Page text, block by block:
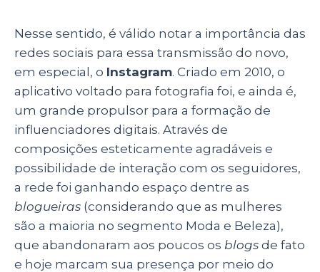
Nesse sentido, é válido notar a importância das
redes sociais para essa transmissão do novo,
em especial, o Instagram. Criado em 2010, o
aplicativo voltado para fotografia foi, e ainda é,
um grande propulsor para a formação de
influenciadores digitais. Através de
composições esteticamente agradáveis e
possibilidade de interação com os seguidores,
a rede foi ganhando espaço dentre as
blogueiras (considerando que as mulheres
são a maioria no segmento Moda e Beleza),
que abandonaram aos poucos os blogs de fato
e hoje marcam sua presença por meio do